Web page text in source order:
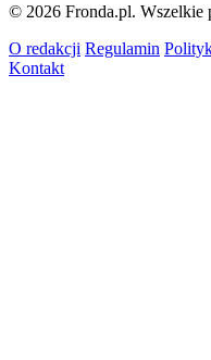
© 2026 Fronda.pl. Wszelkie
O redakcji Regulamin
Kontakt